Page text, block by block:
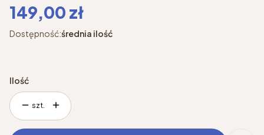
Cena
149,00 zł
Dostępność:średnia ilość
Ilość
szt.